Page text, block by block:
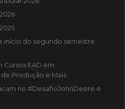
início do segundo semestre
EAD em
Produção e Mais
no #DesafioJohnDeere e